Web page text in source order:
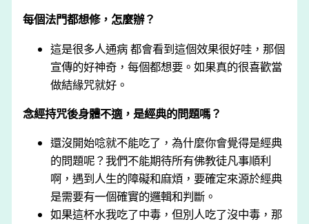
每個法門都想修，怎麼辦？
這是很多人通病 都會看到這個效果很好哇，那個
宣傳的好神奇，每個都想要。如果真的很喜歡當
做結緣咒就好。
念經持咒後身體不適，是經典的問題嗎？
還沒開始唸就不能吃了，為什麼你會覺得是經典
的問題呢？我們不能期待所有佛教徒凡事順利
啊，遇到人生的障礙和麻煩，要確定來源於經典
是需要有一個確實的邏輯和判斷。
如果這杯水我吃了中毒，但別人吃了沒中毒，那